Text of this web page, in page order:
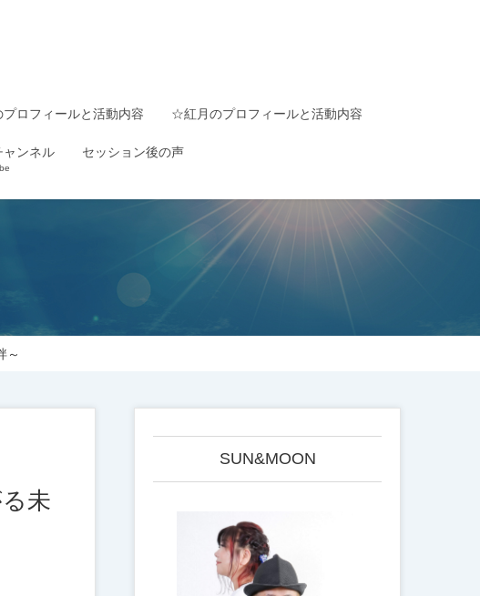
ロフィールと活動内容 ☆紅月のプロフィールと活動内容
ンネル セッション後の声
～
SUN&MOON